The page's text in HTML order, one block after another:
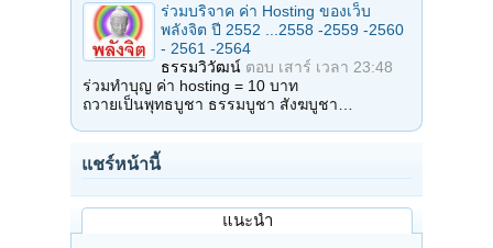
ร่วมบริจาค ค่า Hosting ของเว็บ
พลังจิต ปี 2552 ...2558 -2559 -2560
- 2561 -2564
ธรรมวิวัฒน์ ตอบ เสาร์ เวลา 23:48
ร่วมทำบุญ ค่า hosting = 10 บาท
ถวายเป็นพุทธบูชา ธรรมบูชา สังฆบูชา…
แชร์หน้านี้
แนะนำ